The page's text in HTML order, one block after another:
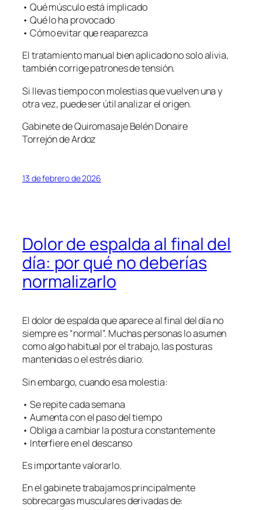
• Qué músculo está implicado
• Qué lo ha provocado
• Cómo evitar que reaparezca
El tratamiento manual bien aplicado no solo alivia,
también corrige patrones de tensión.
Si llevas tiempo con molestias que vuelven una y
otra vez, puede ser útil analizar el origen.
Gabinete de Quiromasaje Belén Donaire
Torrejón de Ardoz
13 de febrero de 2026
Dolor de espalda al final del
día: por qué no deberías
normalizarlo
El dolor de espalda que aparece al final del día no
siempre es “normal”. Muchas personas lo asumen
como algo habitual por el trabajo, las posturas
mantenidas o el estrés diario.
Sin embargo, cuando esa molestia:
• Se repite cada semana
• Aumenta con el paso del tiempo
• Obliga a cambiar la postura constantemente
• Interfiere en el descanso
Es importante valorarlo.
En el gabinete trabajamos principalmente
sobrecargas musculares derivadas de: